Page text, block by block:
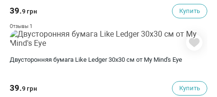
39.9 грн Купить
Отзывы 1
Двусторонняя бумага Like Ledger 30х30 см от My Mind's Eye
39.9 грн Купить